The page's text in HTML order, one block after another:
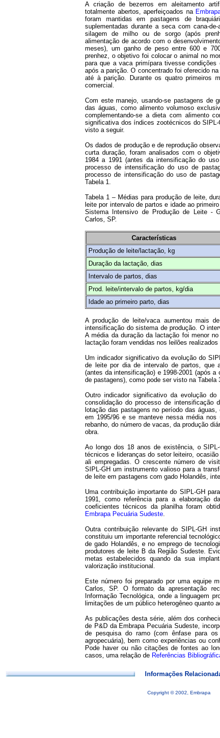
A criação de bezerros em aleitamento
totalmente abertos, aperfeiçoados na
foram mantidas em pastagens de
suplementadas durante a seca com cana-
silagem de milho ou de sorgo (após
alimentação de acordo com o
meses), um ganho de peso entre 600 e
prenhez, o objetivo foi colocar o animal no
para que a vaca primípara tivesse
após a parição. O concentrado foi oferecido
até à parição. Durante os quatro primeiros
comercial.
Com este manejo, usando-se pastagens de
das águas, como alimento volumoso
complementando-se a dieta com alimento
significativa dos índices zootécnicos do
visto a seguir.
Os dados de produção e de reprodução
curta duração, foram analisados com o
1984 a 1991 (antes da intensificação do
processo de intensificação do uso de
processo de intensificação do uso de
Tabela 1.
Tabela 1 – Médias para produção de leite,
leite por intervalo de partos e idade ao
Sistema Intensivo de Produção de Leite -
Carlos, SP.
Características
Produção de leite/lactação, kg
Duração da lactação, dias
Intervalo de partos, dias
Prod. leite/intervalo de partos, kg/dia
Idade ao primeiro parto, dias
A produção de leite/vaca aumentou mais
intensificação do sistema de produção. O
A média da duração da lactação foi menor
lactação foram vendidas nos leilões
Um indicador significativo da evolução do
de leite por dia de intervalo de partos, que
(antes da intensificação) e 1998-2001 (após
de pastagens), como pode ser visto na Tabela
Outro indicador significativo da evolução
consolidação do processo de
lotação das pastagens no período das
em 1995/96 e se manteve nessa média
rebanho, do número de vacas, da produção
obra.
Ao longo dos 18 anos de existência, o
técnicos e lideranças do setor leiteiro,
ali empregadas. O crescente número de
SIPL-GH um instrumento valioso para a
de leite em pastagens com gado Holandês,
Uma contribuição importante do SIPL-GH
1991, como referência para a elaboração
coeficientes técnicos da planilha foram
Embrapa Pecuária Sudeste.
Outra contribuição relevante do SIPL-GH
constituiu um importante referencial
de gado Holandês, e no emprego de
produtores de leite B da Região Sudeste.
metas estabelecidos quando da sua
valorização institucional.
Este número foi preparado por uma equipe
Carlos, SP. O formato da apresentação
Informação Tecnológica, onde a linguagem
limitações de um público heterogêneo quanto
As publicações desta série, além dos
de P&D da Embrapa Pecuária Sudeste,
de pesquisa do ramo (com ênfase para
agropecuária), bem como experiências ou
Pode haver ou não citações de fontes ao
casos, uma relação de Referências
Informações
Copyright © 2002, Embrapa